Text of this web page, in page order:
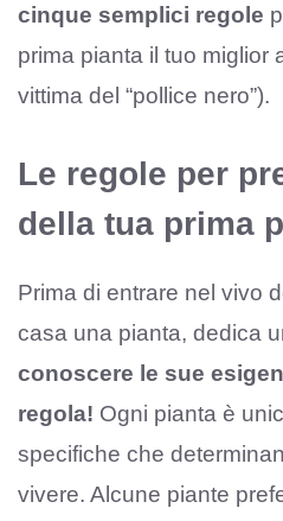
cinque semplici regole
prima pianta il tuo miglior
vittima del “pollice nero”).
Le regole per
della tua prima
Prima di entrare nel vivo
casa una pianta, dedica
conoscere le sue
regola! Ogni pianta è
specifiche che
vivere. Alcune piante